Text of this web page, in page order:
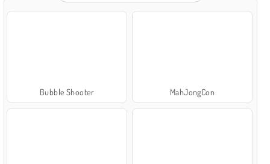
Bubble Shooter MahJongCon